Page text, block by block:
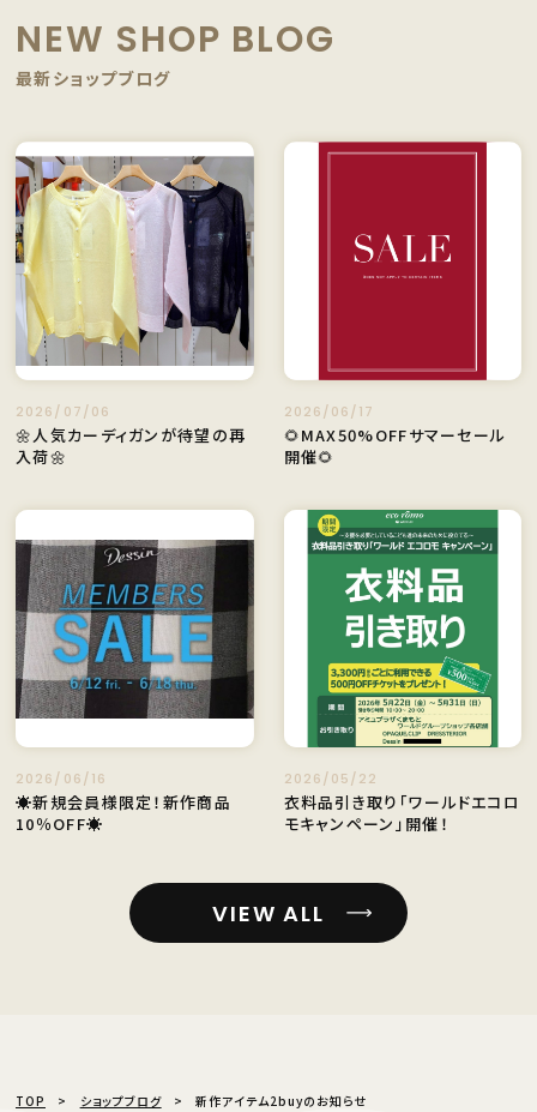
NEW SHOP BLOG
最新ショップブログ
2026/07/06
🌼人気カーディガンが待望の再
入荷🌼
2026/06/17
🌻MAX50%OFFサマーセール
開催🌻
2026/06/16
☀️新規会員様限定！新作商品
10％OFF☀️
2026/05/22
衣料品引き取り「ワールドエコロ
モキャンペーン」開催！
VIEW ALL
TOP ショップブログ 新作アイテム2buyのお知らせ